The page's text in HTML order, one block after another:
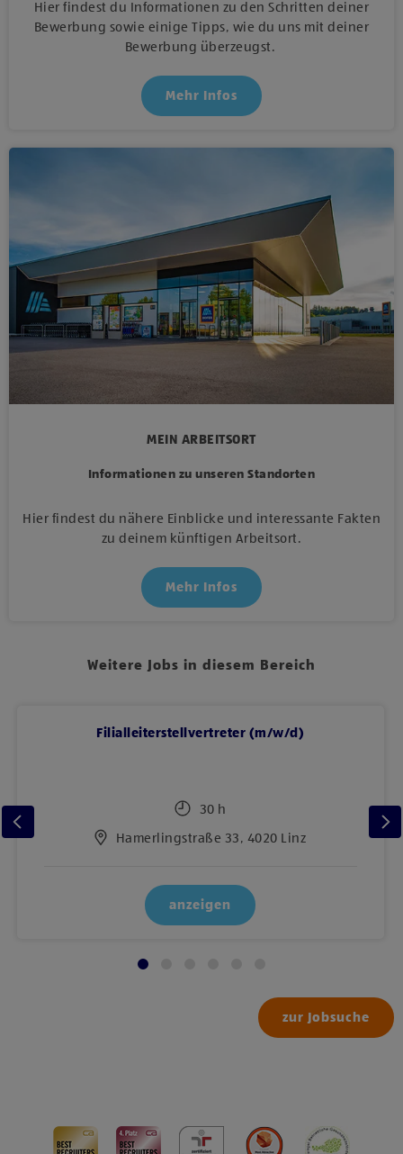
Hier findest du Informationen zu den Schritten deiner
Bewerbung sowie einige Tipps, wie du uns mit deiner
Bewerbung überzeugst.
Mehr Infos
MEIN ARBEITSORT
Informationen zu unseren Standorten
Hier findest du nähere Einblicke und interessante Fakten
zu deinem künftigen Arbeitsort.
Mehr Infos
Weitere Jobs in diesem Bereich
Filialleiterstellvertreter (m/w/d)
30 h
Hamerlingstraße 33, 4020 Linz
anzeigen
zur Jobsuche